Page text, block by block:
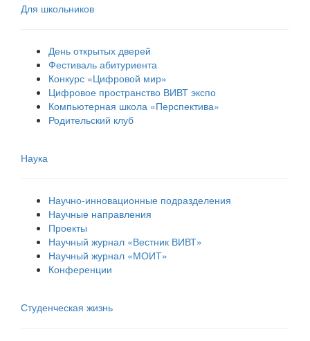
Для школьников
День открытых дверей
Фестиваль абитуриента
Конкурс «Цифровой мир»
Цифровое пространство ВИВТ экспо
Компьютерная школа «Перспектива»
Родительский клуб
Наука
Научно-инновационные подразделения
Научные направления
Проекты
Научный журнал «Вестник ВИВТ»
Научный журнал «МОИТ»
Конференции
Студенческая жизнь